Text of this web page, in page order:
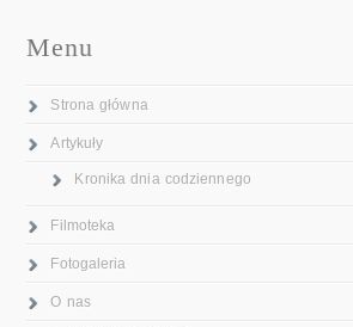
Menu
Strona główna
Artykuły
Kronika dnia codziennego
Filmoteka
Fotogaleria
O nas